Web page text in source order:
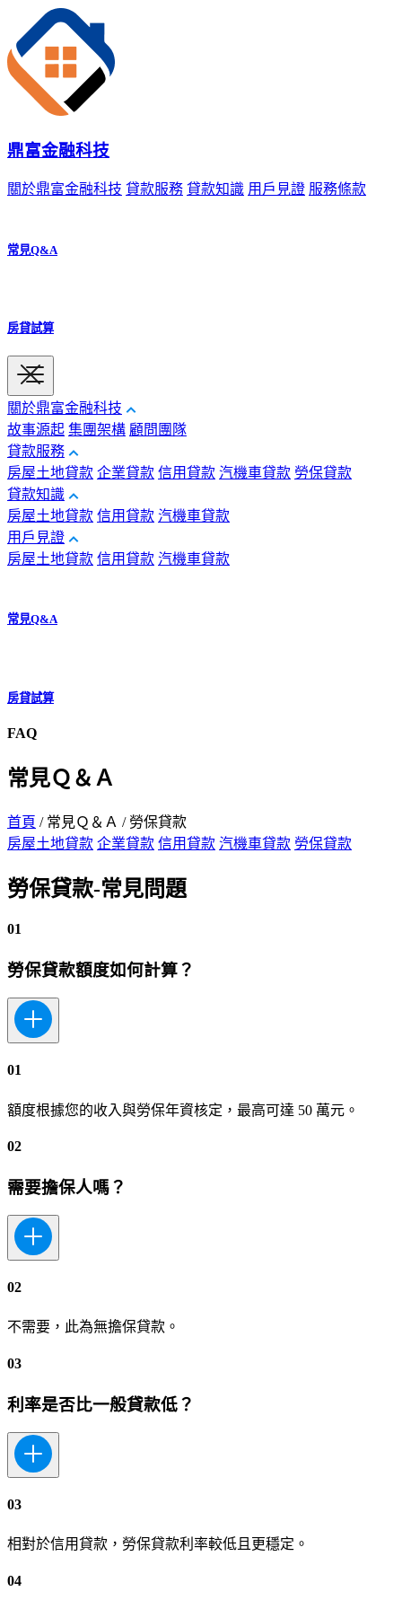
鼎富金融科技
關於鼎富金融科技 貸款服務 貸款知識 用戶見證 服務條款
常見Q&A
房貸試算
關於鼎富金融科技
故事源起 集團架構 顧問團隊
貸款服務
房屋土地貸款 企業貸款 信用貸款 汽機車貸款 勞保貸款
貸款知識
房屋土地貸款 信用貸款 汽機車貸款
用戶見證
房屋土地貸款 信用貸款 汽機車貸款
常見Q&A
房貸試算
FAQ
常見Ｑ＆Ａ
首頁 / 常見Ｑ＆Ａ / 勞保貸款
房屋土地貸款 企業貸款 信用貸款 汽機車貸款 勞保貸款
勞保貸款-常見問題
01
勞保貸款額度如何計算？
01
額度根據您的收入與勞保年資核定，最高可達 50 萬元。
02
需要擔保人嗎？
02
不需要，此為無擔保貸款。
03
利率是否比一般貸款低？
03
相對於信用貸款，勞保貸款利率較低且更穩定。
04